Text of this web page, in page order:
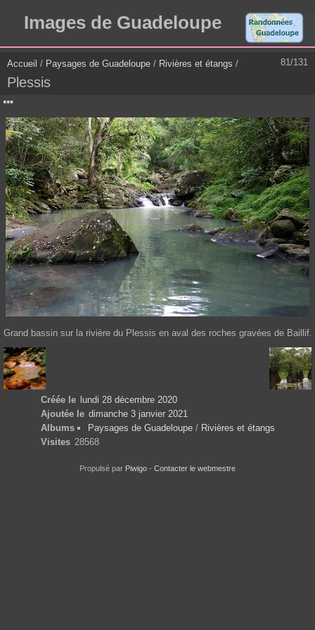
Images de Guadeloupe
81/131
Accueil / Paysages de Guadeloupe / Rivières et étangs /
Plessis
Grand bassin sur la rivière du Plessis en aval des roches gravées de Baillif.
Créée le
lundi 28 décembre 2020
Ajoutée le dimanche 3 janvier 2021
Albums
Paysages de Guadeloupe / Rivières et étangs
Visites 28568
Propulsé par Piwigo - Contacter le webmestre